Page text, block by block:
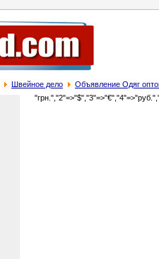
Швейное дело Объявление Одяг